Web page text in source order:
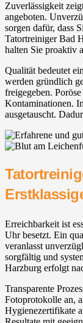
Zuverlässigkeit
angeboten.
sorgen dafür, dass
Tatortreiniger Bad
halten Sie proaktiv
Qualität bedeutet
werden gründlich
freigegeben.
Kontaminationen.
ausgetauscht.
Erreichbarkeit ist
Uhr besetzt. Ein
veranlasst
sorgfältig und
Harzburg erfolgt
Transparente
Fotoprotokolle an,
Hygienezertifikate